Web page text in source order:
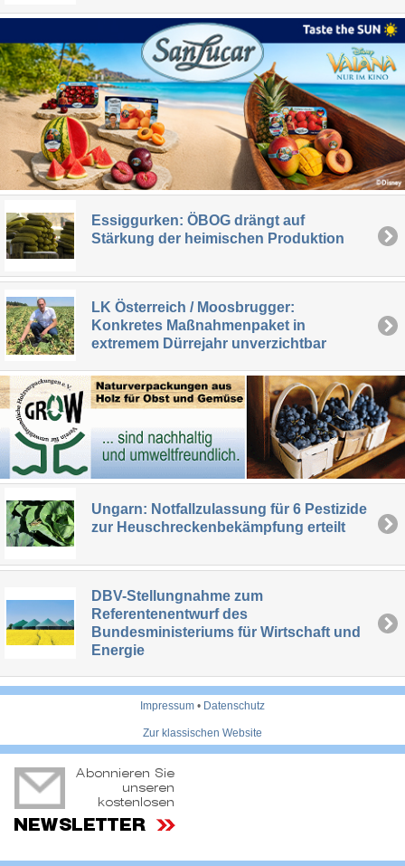
Essiggurken: ÖBOG drängt auf
Stärkung der heimischen Produktion
LK Österreich / Moosbrugger:
Konkretes Maßnahmenpaket in
extremem Dürrejahr unverzichtbar
Ungarn: Notfallzulassung für 6 Pestizide
zur Heuschreckenbekämpfung erteilt
DBV-Stellungnahme zum
Referentenentwurf des
Bundesministeriums für Wirtschaft und
Energie
Impressum • Datenschutz
Zur klassischen Website